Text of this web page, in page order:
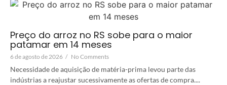
Preço do arroz no RS sobe para o maior
patamar em 14 meses
6 de agosto de 2026 / No Comments
Necessidade de aquisição de matéria-prima levou parte das
indústrias a reajustar sucessivamente as ofertas de compra....